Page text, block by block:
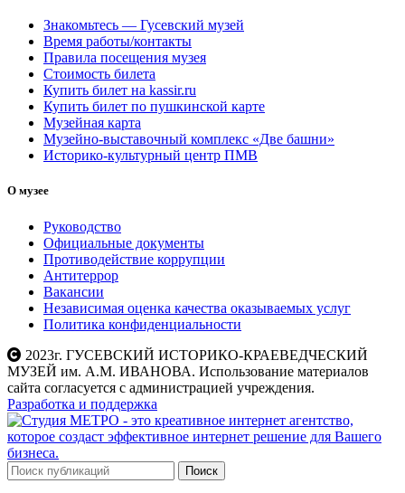
Знакомьтесь — Гусевский музей
Время работы/контакты
Правила посещения музея
Стоимость билета
Купить билет на kassir.ru
Купить билет по пушкинской карте
Музейная карта
Музейно-выставочный комплекс «Две башни»
Историко-культурный центр ПМВ
О музее
Руководство
Официальные документы
Противодействие коррупции
Антитеррор
Вакансии
Независимая оценка качества оказываемых услуг
Политика конфиденциальности
2023г. ГУСЕВСКИЙ ИСТОРИКО-КРАЕВЕДЧЕСКИЙ
МУЗЕЙ им. А.М. ИВАНОВА. Использование материалов
сайта согласуется с администрацией учреждения.
Разработка и поддержка
Поиск